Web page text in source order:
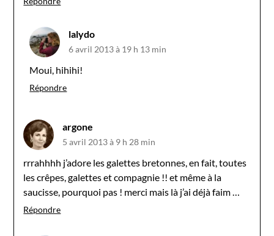
lalydo
6 avril 2013 à 19 h 13 min
Moui, hihihi!
Répondre
argone
5 avril 2013 à 9 h 28 min
rrrahhhh j’adore les galettes bretonnes, en fait, toutes
les crêpes, galettes et compagnie !! et même à la
saucisse, pourquoi pas ! merci mais là j’ai déjà faim …
Répondre